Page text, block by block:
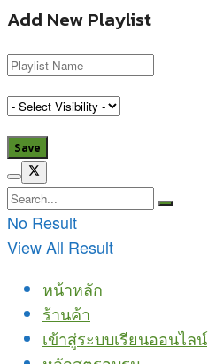
Add New Playlist
No Result
View All Result
หน้าหลัก
ร้านค้า
เข้าสู่ระบบเรียนออนไลน์